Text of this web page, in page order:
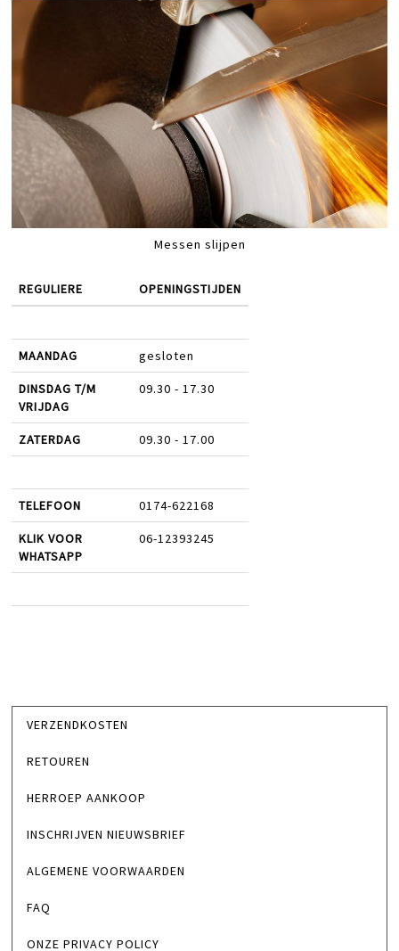
Messen slijpen
REGULIERE OPENINGSTIJDEN
MAANDAG gesloten
DINSDAG T/M
VRIJDAG
09.30 - 17.30
ZATERDAG 09.30 - 17.00
TELEFOON 0174-622168
KLIK VOOR
WHATSAPP
06-12393245
VERZENDKOSTEN
RETOUREN
HERROEP AANKOOP
INSCHRIJVEN NIEUWSBRIEF
ALGEMENE VOORWAARDEN
FAQ
ONZE PRIVACY POLICY